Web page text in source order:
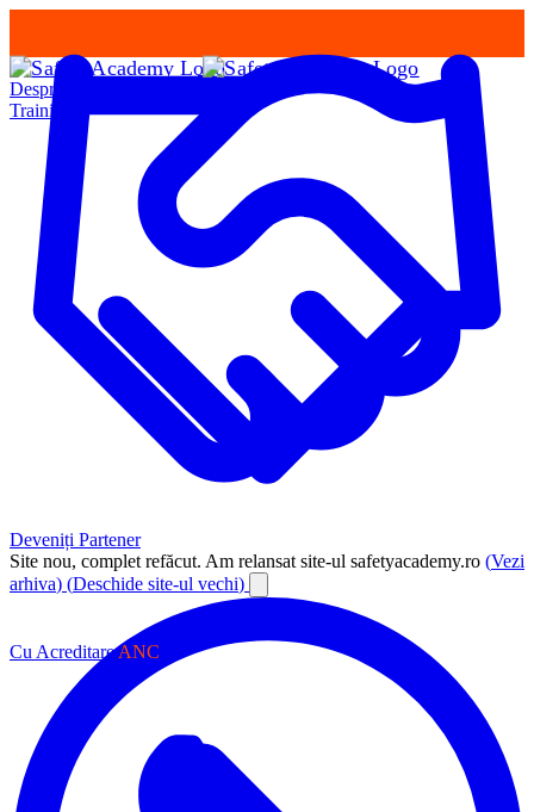
Deveniți Partener
Site nou, complet refăcut. Am relansat site-ul safetyacademy.ro (Vezi
arhiva) (Deschide site-ul vechi)
Despre Noi
Training
Cu AcreditareANC